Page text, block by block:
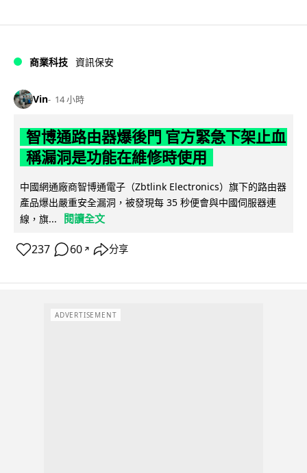
商業科技 資訊保安
Vin 14 小時
智博通路由器爆後門 官方緊急下架止血
稱漏洞是功能在維修時使用
中國網通廠商智博通電子（Zbtlink Electronics）旗下的路由器
產品爆出嚴重安全漏洞，被發現每 35 秒便會與中國伺服器連
線，旗...
閱讀全文
237 60 ↗ 分享
ADVERTISEMENT